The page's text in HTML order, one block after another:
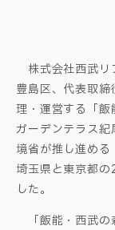
株式会社西武リ
豊島区、代表取
理・運営する「
ガーデンテラス
境省が推し進める
埼玉県と東京都
した。
「飯能・西武の